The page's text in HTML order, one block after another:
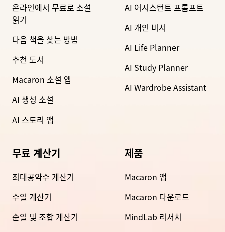
온라인에서 무료로 소설
읽기
다음 책을 찾는 방법
추천 도서
Macaron 소설 앱
AI 생성 소설
AI 스토리 앱
AI 어시스턴트 프롬프트
AI 개인 비서
AI Life Planner
AI Study Planner
AI Wardrobe Assistant
무료 계산기
최대공약수 계산기
수열 계산기
순열 및 조합 계산기
제품
Macaron 앱
Macaron 다운로드
MindLab 리서치